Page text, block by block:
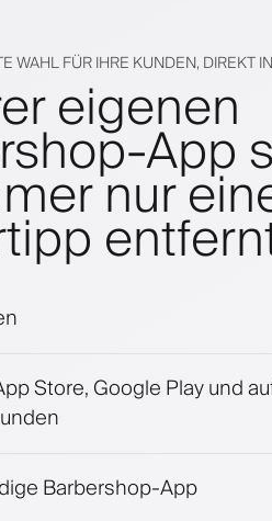
WAHL FÜR IHRE KUNDEN, DIREKT
eigenen
App
nur
Kaution
verkaufen
Store, Google Play und
Barbershop-App